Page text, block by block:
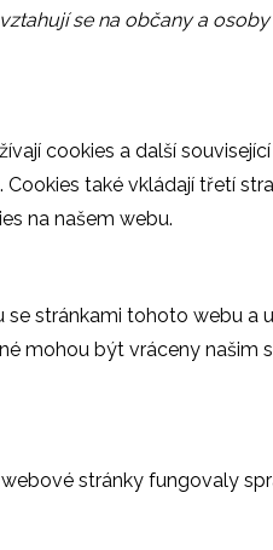
se na občany a
cookies a další
také vkládají třetí
na našem webu.
stránkami tohoto webu a
mohou být vráceny našim
stránky fungovaly